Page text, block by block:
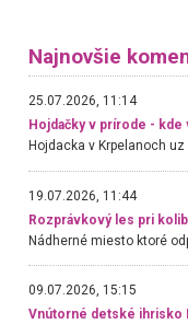
Najnovšie
25.07.2026, 11:14
Hojdačky v prírode - kde
19.07.2026, 11:44
Rozprávkový les pri
09.07.2026, 15:15
Vnútorné detské ihrisko